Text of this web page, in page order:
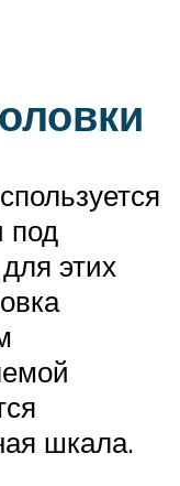
под
этих
шкала.